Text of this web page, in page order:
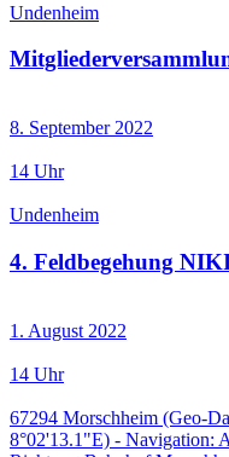
Undenheim
8. September 2022
14 Uhr
Undenheim
4. Feldbegehung
1. August 2022
14 Uhr
67294 Morschheim (Geo-
8°02'13.1"E) - Navigation: